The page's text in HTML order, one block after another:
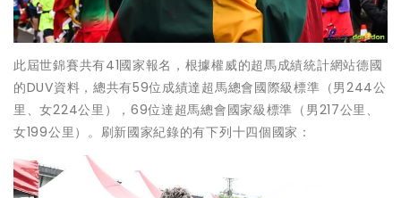
此屆世錦賽共有41國家報名，根據權威的超馬成績統計網站德國
的DUV資料，總共有59位成績達超馬總會國際級標準（男244公
里、女224公里），69位達超馬總會國家級標準（男217公里、
女199公里）。刷新國家紀錄的有下列十四個國家：